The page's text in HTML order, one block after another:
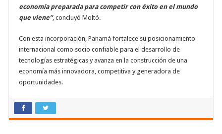
economía preparada para competir con éxito en el mundo
que viene”, concluyó Moltó.
Con esta incorporación, Panamá fortalece su posicionamiento
internacional como socio confiable para el desarrollo de
tecnologías estratégicas y avanza en la construcción de una
economía más innovadora, competitiva y generadora de
oportunidades.